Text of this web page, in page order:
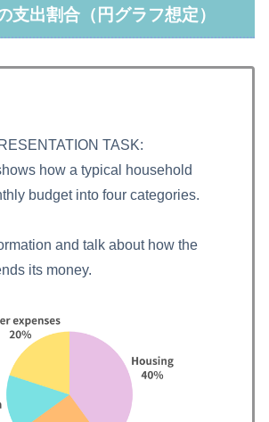
支出割合（円グラフ想定）
TASK:
how a typical household
budget into four categories.
and talk about how the
its money.